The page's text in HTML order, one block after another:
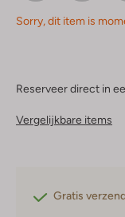
Sorry, dit item is
Reserveer direct in
Vergelijkbare items
Gratis